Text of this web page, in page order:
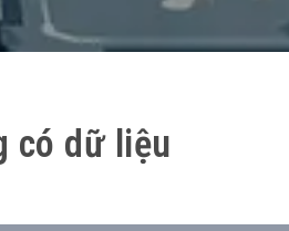
có dữ liệu